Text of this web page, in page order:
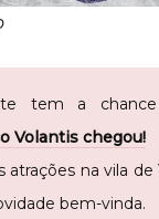
tem a
Volantis chegou!
atrações na vila de
bem-vinda.